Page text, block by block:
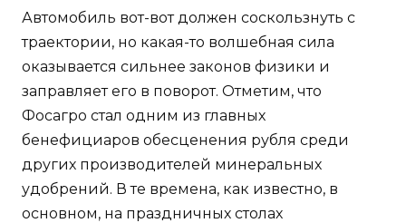
Автомобиль вот-вот должен соскользнуть с
траектории, но какая-то волшебная сила
оказывается сильнее законов физики и
заправляет его в поворот. Отметим, что
Фосагро стал одним из главных
бенефициаров обесценения рубля среди
других производителей минеральных
удобрений. В те времена, как известно, в
основном, на праздничных столах